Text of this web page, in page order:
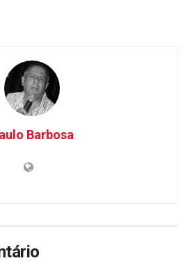
Barbosa